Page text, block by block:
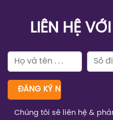
LIÊN HỆ
Chúng tôi sẽ liên hệ &